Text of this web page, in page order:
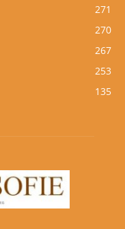
271
270
267
253
135